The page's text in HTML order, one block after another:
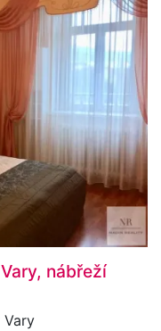
nábřeží
Vary